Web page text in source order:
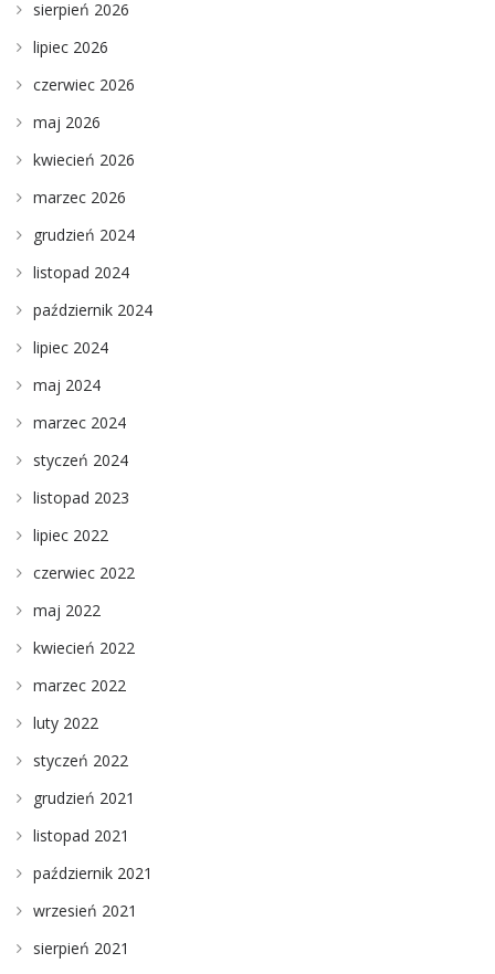
sierpień 2026
lipiec 2026
czerwiec 2026
maj 2026
kwiecień 2026
marzec 2026
grudzień 2024
listopad 2024
październik 2024
lipiec 2024
maj 2024
marzec 2024
styczeń 2024
listopad 2023
lipiec 2022
czerwiec 2022
maj 2022
kwiecień 2022
marzec 2022
luty 2022
styczeń 2022
grudzień 2021
listopad 2021
październik 2021
wrzesień 2021
sierpień 2021